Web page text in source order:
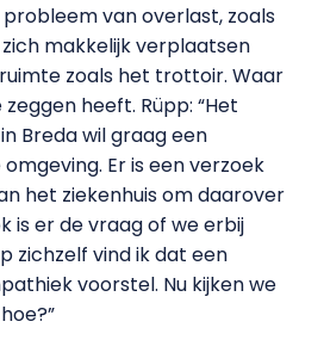
van overlast, zoals
makkelijk verplaatsen
zoals het trottoir. Waar
heeft. Rüpp: “Het
Breda wil graag een
Er is een verzoek
het ziekenhuis om daarover
is er de vraag of we erbij
zichzelf vind ik dat een
voorstel. Nu kijken we